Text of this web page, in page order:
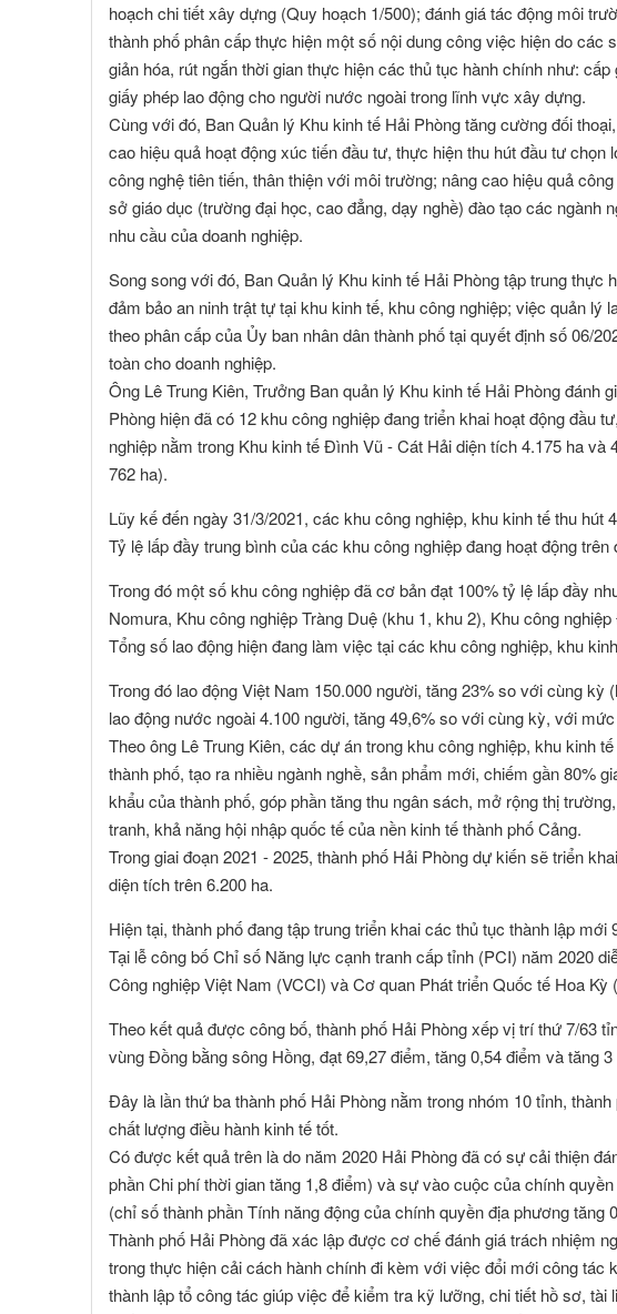
hoạch chi tiết xây dựng (Quy hoạch 1/500); đánh giá tác động môi
thành phố phân cấp thực hiện một số nội dung công việc hiện do
giản hóa, rút ngắn thời gian thực hiện các thủ tục hành chính như:
giấy phép lao động cho người nước ngoài trong lĩnh vực xây dựng.
Cùng với đó, Ban Quản lý Khu kinh tế Hải Phòng tăng cường đối
cao hiệu quả hoạt động xúc tiến đầu tư, thực hiện thu hút đầu tư
công nghệ tiên tiến, thân thiện với môi trường; nâng cao hiệu quả
sở giáo dục (trường đại học, cao đẳng, dạy nghề) đào tạo các ngành
nhu cầu của doanh nghiệp.
Song song với đó, Ban Quản lý Khu kinh tế Hải Phòng tập trung thực
đảm bảo an ninh trật tự tại khu kinh tế, khu công nghiệp; việc quản lý
theo phân cấp của Ủy ban nhân dân thành phố tại quyết định số 06/
toàn cho doanh nghiệp.
Ông Lê Trung Kiên, Trưởng Ban quản lý Khu kinh tế Hải Phòng đánh
Phòng hiện đã có 12 khu công nghiệp đang triển khai hoạt động đầu
nghiệp nằm trong Khu kinh tế Đình Vũ - Cát Hải diện tích 4.175 ha
762 ha).
Lũy kế đến ngày 31/3/2021, các khu công nghiệp, khu kinh tế thu
Tỷ lệ lấp đầy trung bình của các khu công nghiệp đang hoạt động
Trong đó một số khu công nghiệp đã cơ bản đạt 100% tỷ lệ lấp đầy
Nomura, Khu công nghiệp Tràng Duệ (khu 1, khu 2), Khu công
Tổng số lao động hiện đang làm việc tại các khu công nghiệp, khu
Trong đó lao động Việt Nam 150.000 người, tăng 23% so với cùng kỳ
lao động nước ngoài 4.100 người, tăng 49,6% so với cùng kỳ, với
Theo ông Lê Trung Kiên, các dự án trong khu công nghiệp, khu kinh
thành phố, tạo ra nhiều ngành nghề, sản phẩm mới, chiếm gần 80%
khẩu của thành phố, góp phần tăng thu ngân sách, mở rộng thị
tranh, khả năng hội nhập quốc tế của nền kinh tế thành phố Cảng.
Trong giai đoạn 2021 - 2025, thành phố Hải Phòng dự kiến sẽ triển
diện tích trên 6.200 ha.
Hiện tại, thành phố đang tập trung triển khai các thủ tục thành lập
Tại lễ công bố Chỉ số Năng lực cạnh tranh cấp tỉnh (PCI) năm 2020
Công nghiệp Việt Nam (VCCI) và Cơ quan Phát triển Quốc tế Hoa Kỳ
Theo kết quả được công bố, thành phố Hải Phòng xếp vị trí thứ 7/63
vùng Đồng bằng sông Hồng, đạt 69,27 điểm, tăng 0,54 điểm và tăng
Đây là lần thứ ba thành phố Hải Phòng nằm trong nhóm 10 tỉnh,
chất lượng điều hành kinh tế tốt.
Có được kết quả trên là do năm 2020 Hải Phòng đã có sự cải thiện
phần Chi phí thời gian tăng 1,8 điểm) và sự vào cuộc của chính
(chỉ số thành phần Tính năng động của chính quyền địa phương tăng
Thành phố Hải Phòng đã xác lập được cơ chế đánh giá trách nhiệm
trong thực hiện cải cách hành chính đi kèm với việc đổi mới công tác
thành lập tổ công tác giúp việc để kiểm tra kỹ lưỡng, chi tiết hồ sơ,
NGUYỄN MINH CHÁNH
Ty TNHH MTV Nhà Đất Cần Thơ 9999
Hội viên : TRƯƠNG CÔNG VŨ
Công Ty Cổ Phần Công Nghệ Năng
Toàn Cầu